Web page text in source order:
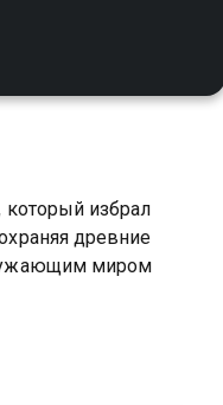
который избрал
древние
миром